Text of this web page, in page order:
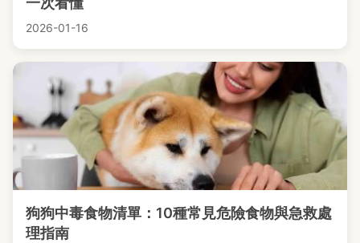
2026-01-16
狗狗中毒食物清單：10種常見危險食物與急救處
理指南